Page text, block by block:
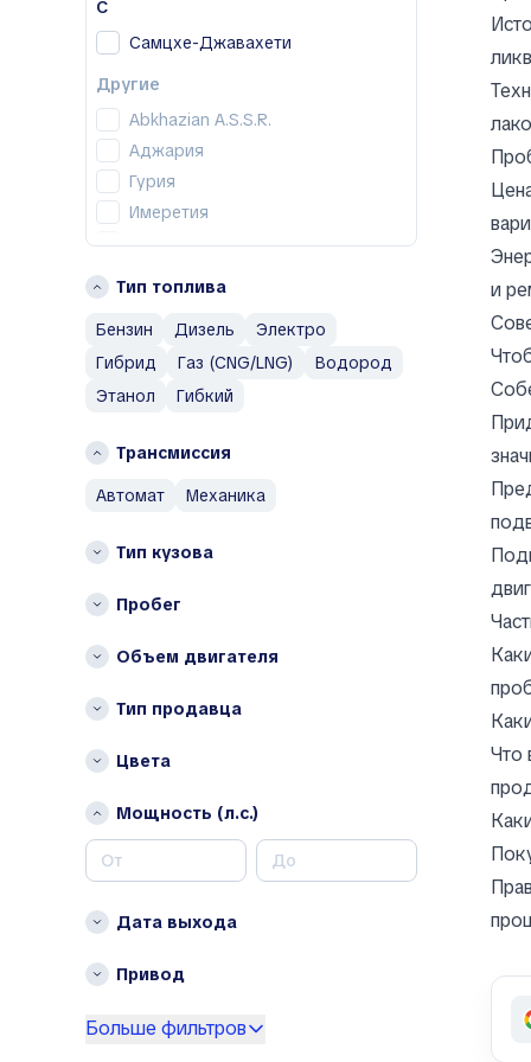
Другие
Abarth
AC
ACE EV
Acura
Adler
Aixam
Al Damani
Alfa Romeo
Alpina
AM General
Arcfox
Aro
Aston Martin
Auburn
Aurus
Austin Healey
Autobianchi
Avatr
Avtokam
Bajaj
Batmobile
С
Самцхе-Джавахети
Другие
Abkhazian A.S.S.R.
Аджария
Гурия
Имеретия
Кахетия
Сванетия
Самегрело — Земо-Сванети
Шида-Картли
Тип топлива
Бензин
Дизель
Электро
Гибрид
Газ (CNG/LNG)
Водород
Этанол
Гибкий
Трансмиссия
автомат
механика
Тип кузова
Пробег
Объем двигателя
Тип продавца
Цвета
Мощность (л.с.)
Дата выхода
Привод
Больше фильтров
и
Что